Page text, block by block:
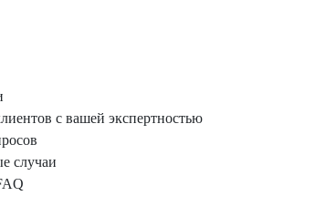
с вашей экспертностью
случаи